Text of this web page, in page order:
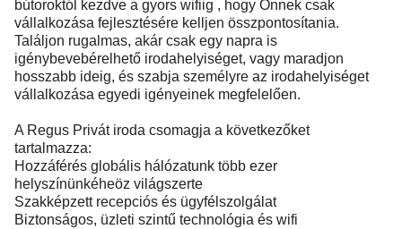
bútoroktól kezdve a gyors wifiig , hogy Önnek csak
vállalkozása fejlesztésére kelljen összpontosítania.
Találjon rugalmas, akár csak egy napra is
igénybevebérelhető irodahelyiséget, vagy maradjon
hosszabb ideig, és szabja személyre az irodahelyiséget
vállalkozása egyedi igényeinek megfelelően.
A Regus Privát iroda csomagja a következőket
tartalmazza:
Hozzáférés globális hálózatunk több ezer
helyszínünkéheöz világszerte
Szakképzett recepciós és ügyfélszolgálat
Biztonságos, üzleti szintű technológia és wifi